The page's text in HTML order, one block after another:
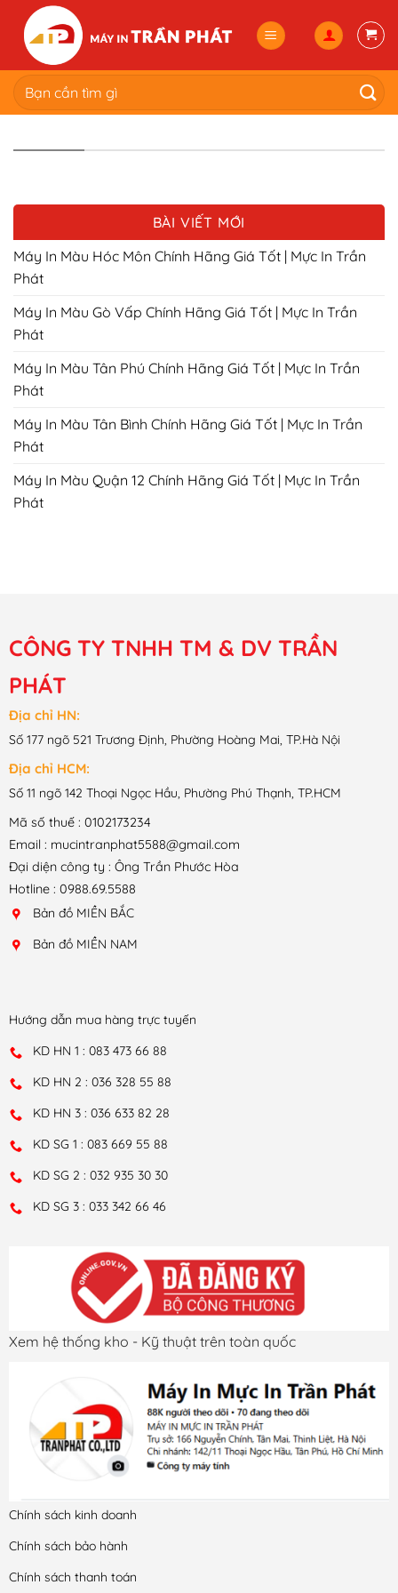
content
Tìm
kiếm:
BÀI VIẾT MỚI
Máy In Màu Hóc Môn Chính Hãng Giá Tốt | Mực In Trần
Phát
Máy In Màu Gò Vấp Chính Hãng Giá Tốt | Mực In Trần
Phát
Máy In Màu Tân Phú Chính Hãng Giá Tốt | Mực In Trần
Phát
Máy In Màu Tân Bình Chính Hãng Giá Tốt | Mực In Trần
Phát
Máy In Màu Quận 12 Chính Hãng Giá Tốt | Mực In Trần
Phát
CÔNG TY TNHH TM & DV TRẦN
PHÁT
Địa chỉ HN:
Số 177 ngõ 521 Trương Định, Phường Hoàng Mai, TP.Hà Nội
Địa chỉ HCM:
Số 11 ngõ 142 Thoại Ngọc Hầu, Phường Phú Thạnh, TP.HCM
Mã số thuế : 0102173234
Email : mucintranphat5588@gmail.com
Đại diện công ty : Ông Trần Phước Hòa
Hotline : 0988.69.5588
Bản đồ MIỀN BẮC
Bản đồ MIỀN NAM
Hướng dẫn mua hàng trực tuyến
KD HN 1 : 083 473 66 88
KD HN 2 : 036 328 55 88
KD HN 3 : 036 633 82 28
KD SG 1 : 083 669 55 88
KD SG 2 : 032 935 30 30
KD SG 3 : 033 342 66 46
Xem hệ thống kho - Kỹ thuật trên toàn quốc
Chính sách kinh doanh
Chính sách bảo hành
Chính sách thanh toán